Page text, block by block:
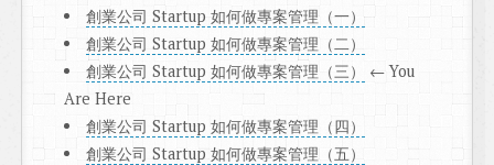
創業公司 Startup 如何做專案管理（一）
創業公司 Startup 如何做專案管理（二）
創業公司 Startup 如何做專案管理（三）
← You
Are Here
創業公司 Startup 如何做專案管理（四）
創業公司 Startup 如何做專案管理（五）